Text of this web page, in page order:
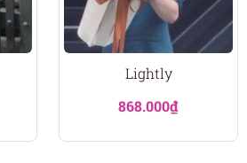
Lightly
868.000₫